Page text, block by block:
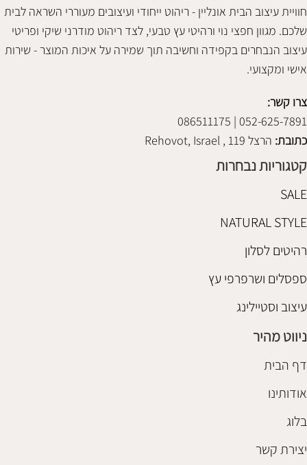
חוויית עיצוב הבית אונליין - ריהוט ייחודי ועיצובים מעוררי השראה לבית
שלכם. מגוון חפצי נוי ורהיטי עץ טבעי, לצד ריהוט מודרני שיקי ופריטי
עיצוב הנבחרים בקפידה וחשיבה תוך שמירה על איכות המוצר - שירות
אישי ומקצועי.
צרו קשר:
052-625-7891 | 086511175
כתובת: הרצל 119 , Rehovot, Israel
קטגוריות נבחרות
SALE
NATURAL STYLE
רהיטים לסלון
ספסלים ושרפרפי עץ
עיצוב וסטיילינג
ניווט מהיר
דף הבית
אודותינו
בלוג
יצירת קשר